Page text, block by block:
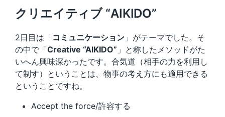
クリエイティブ “AIKIDO”
2日目は「コミュニケーション 」がテーマでした。そ
の中で「Creative “AIKIDO” 」と称したメソッドがた
いへん興味深かったです。合気道（相手の力を利用し
て制す）ということは、物事の考え方にも適用できる
ということですね。
Accept the force/許容する